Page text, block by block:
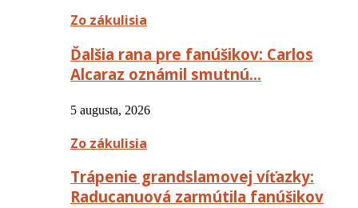
Zo zákulisia
Ďalšia rana pre fanúšikov: Carlos
Alcaraz oznámil smutnú…
5 augusta, 2026
Zo zákulisia
Trápenie grandslamovej víťazky:
Raducanuová zarmútila fanúšikov